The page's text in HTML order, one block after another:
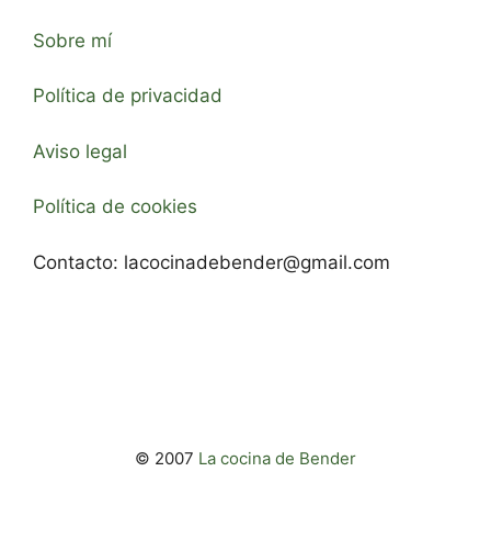
Sobre mí
Política de privacidad
Aviso legal
Política de cookies
Contacto: lacocinadebender@gmail.com
© 2007 La cocina de Bender